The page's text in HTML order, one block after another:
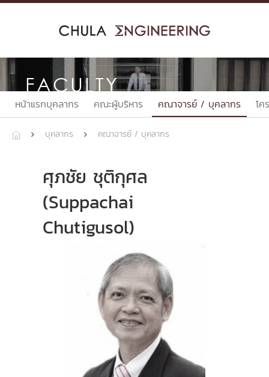
Skip
FACULTY
หน้าแรกบุคลากร คณะผู้บริหาร คณาจารย์ / บุคลากร โ
  บุคลากร  คณาจารย์ / บุคลากร
ศุภชัย ชุติกุศล
(Suppachai
Chutigusol)